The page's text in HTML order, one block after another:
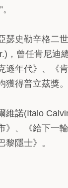
瑟史勒辛格二
，曾任肯尼迪
遜年代》、《
獲得普立茲獎。
維諾(Italo
》、《給下一
黎隱士》。